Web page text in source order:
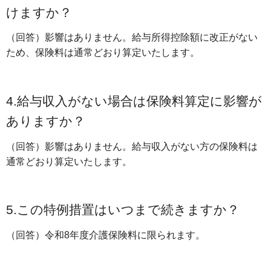
けますか？
（回答）影響はありません。給与所得控除額に改正がない
ため、保険料は通常どおり算定いたします。
4.給与収入がない場合は保険料算定に影響が
ありますか？
（回答）影響はありません。給与収入がない方の保険料は
通常どおり算定いたします。
5.この特例措置はいつまで続きますか？
（回答）令和8年度介護保険料に限られます。